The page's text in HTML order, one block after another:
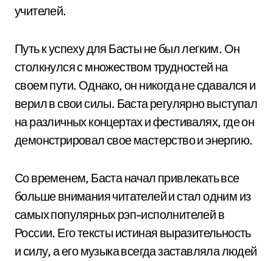
учителей.
Путь к успеху для Басты не был легким. Он
столкнулся с множеством трудностей на
своем пути. Однако, он никогда не сдавался и
верил в свои силы. Баста регулярно выступал
на различных концертах и фестивалях, где он
демонстрировал свое мастерство и энергию.
Со временем, Баста начал привлекать все
больше внимания читателей и стал одним из
самых популярных рэп-исполнителей в
России. Его тексты истиная выразительность
и силу, а его музыка всегда заставляла людей